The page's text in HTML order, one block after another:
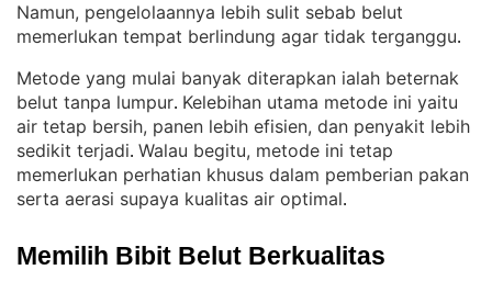
Namun, pengelolaannya lebih sulit sebab belut
memerlukan tempat berlindung agar tidak terganggu.
Metode yang mulai banyak diterapkan ialah beternak
belut tanpa lumpur. Kelebihan utama metode ini yaitu
air tetap bersih, panen lebih efisien, dan penyakit lebih
sedikit terjadi. Walau begitu, metode ini tetap
memerlukan perhatian khusus dalam pemberian pakan
serta aerasi supaya kualitas air optimal.
Memilih Bibit Belut Berkualitas